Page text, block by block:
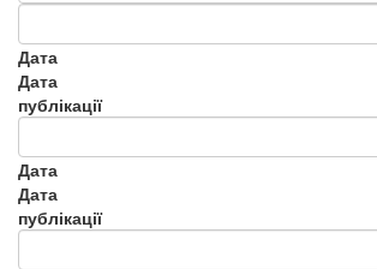
Дата
Дата
публікації
Дата
Дата
публікації